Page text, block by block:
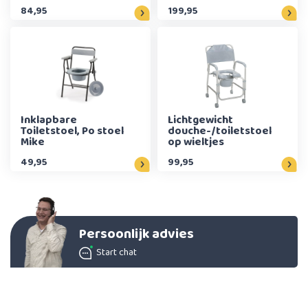
84,95 199,95
Inklapbare
Toiletstoel, Po stoel
Mike
49,95
Lichtgewicht
douche-/toiletstoel
op wieltjes
99,95
Persoonlijk advies
Start chat